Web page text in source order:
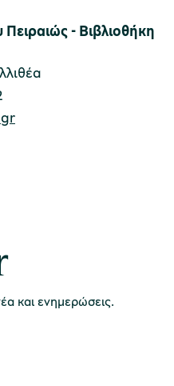
Πειραιώς - Βιβλιοθήκη
και ενημερώσεις.